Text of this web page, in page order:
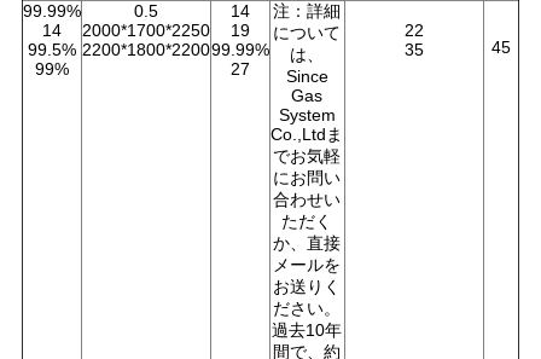
99.99%
14
99.5%
99%
0.5
2000*1700*2250
2200*1800*2200
14
19
99.99%
27
注：詳細
について
は、
Since
Gas
System
Co.,Ltdま
でお気軽
にお問い
合わせい
ただく
か、直接
メールを
お送りく
ださい。
過去10年
間で、約
22
35
45